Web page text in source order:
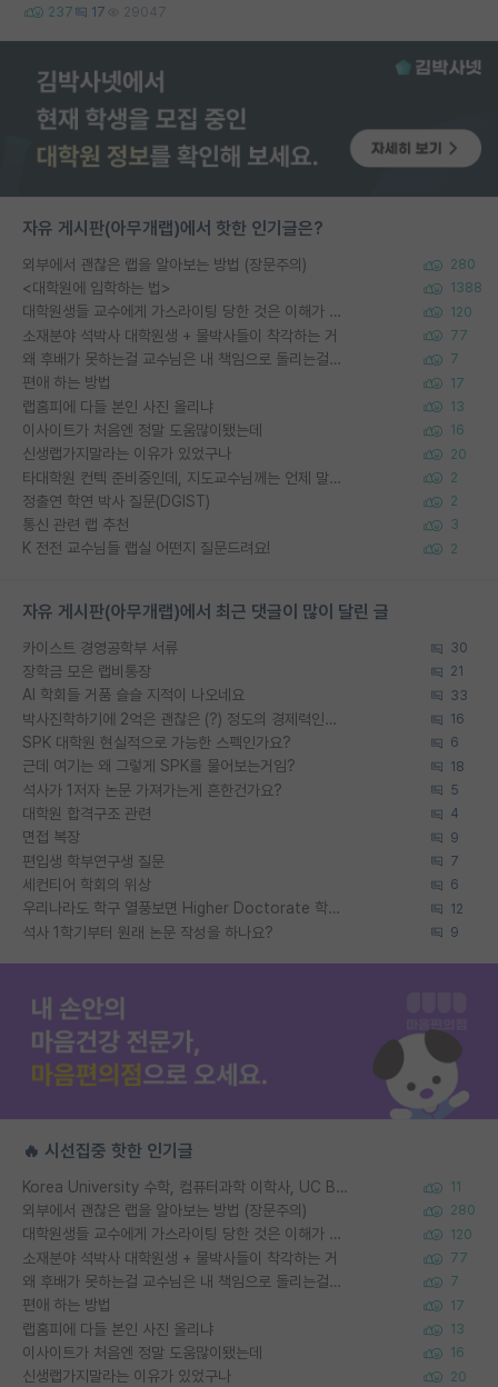
237 17 29047
자유 게시판(아무개랩)에서 핫한 인기글은?
외부에서 괜찮은 랩을 알아보는 방법 (장문주의) 280
<대학원에 입학하는 법> 1388
대학원생들 교수에게 가스라이팅 당한 것은 이해가 갑니다. 안타깝네요. 120
소재분야 석박사 대학원생 + 물박사들이 착각하는 거 77
왜 후배가 못하는걸 교수님은 내 책임으로 돌리는걸까요? 7
편애 하는 방법 17
랩홈피에 다들 본인 사진 올리냐 13
이사이트가 처음엔 정말 도움많이됐는데 16
신생랩가지말라는 이유가 있었구나 20
타대학원 컨텍 준비중인데, 지도교수님께는 언제 말씀드려야 할까요? 2
정출연 학연 박사 질문(DGIST) 2
통신 관련 랩 추천 3
K 전전 교수님들 랩실 어떤지 질문드려요! 2
자유 게시판(아무개랩)에서 최근 댓글이 많이 달린 글
카이스트 경영공학부 서류 30
장학금 모은 랩비통장 21
AI 학회들 거품 슬슬 지적이 나오네요 33
박사진학하기에 2억은 괜찮은 (?) 정도의 경제력인가요 16
SPK 대학원 현실적으로 가능한 스펙인가요? 6
근데 여기는 왜 그렇게 SPK를 물어보는거임? 18
석사가 1저자 논문 가져가는게 흔한건가요? 5
대학원 합격구조 관련 4
면접 복장 9
편입생 학부연구생 질문 7
세컨티어 학회의 위상 6
우리나라도 학구 열풍보면 Higher Doctorate 학위가 필요하다고 봅니다. 12
석사 1학기부터 원래 논문 작성을 하나요? 9
🔥 시선집중 핫한 인기글
Korea University 수학, 컴퓨터과학 이학사, UC Berkeley 산업공학 대학원 공학박사가 되는 것은 쉽지 않겠죠? 11
외부에서 괜찮은 랩을 알아보는 방법 (장문주의) 280
대학원생들 교수에게 가스라이팅 당한 것은 이해가 갑니다. 안타깝네요. 120
소재분야 석박사 대학원생 + 물박사들이 착각하는 거 77
왜 후배가 못하는걸 교수님은 내 책임으로 돌리는걸까요? 7
편애 하는 방법 17
랩홈피에 다들 본인 사진 올리냐 13
이사이트가 처음엔 정말 도움많이됐는데 16
신생랩가지말라는 이유가 있었구나 20